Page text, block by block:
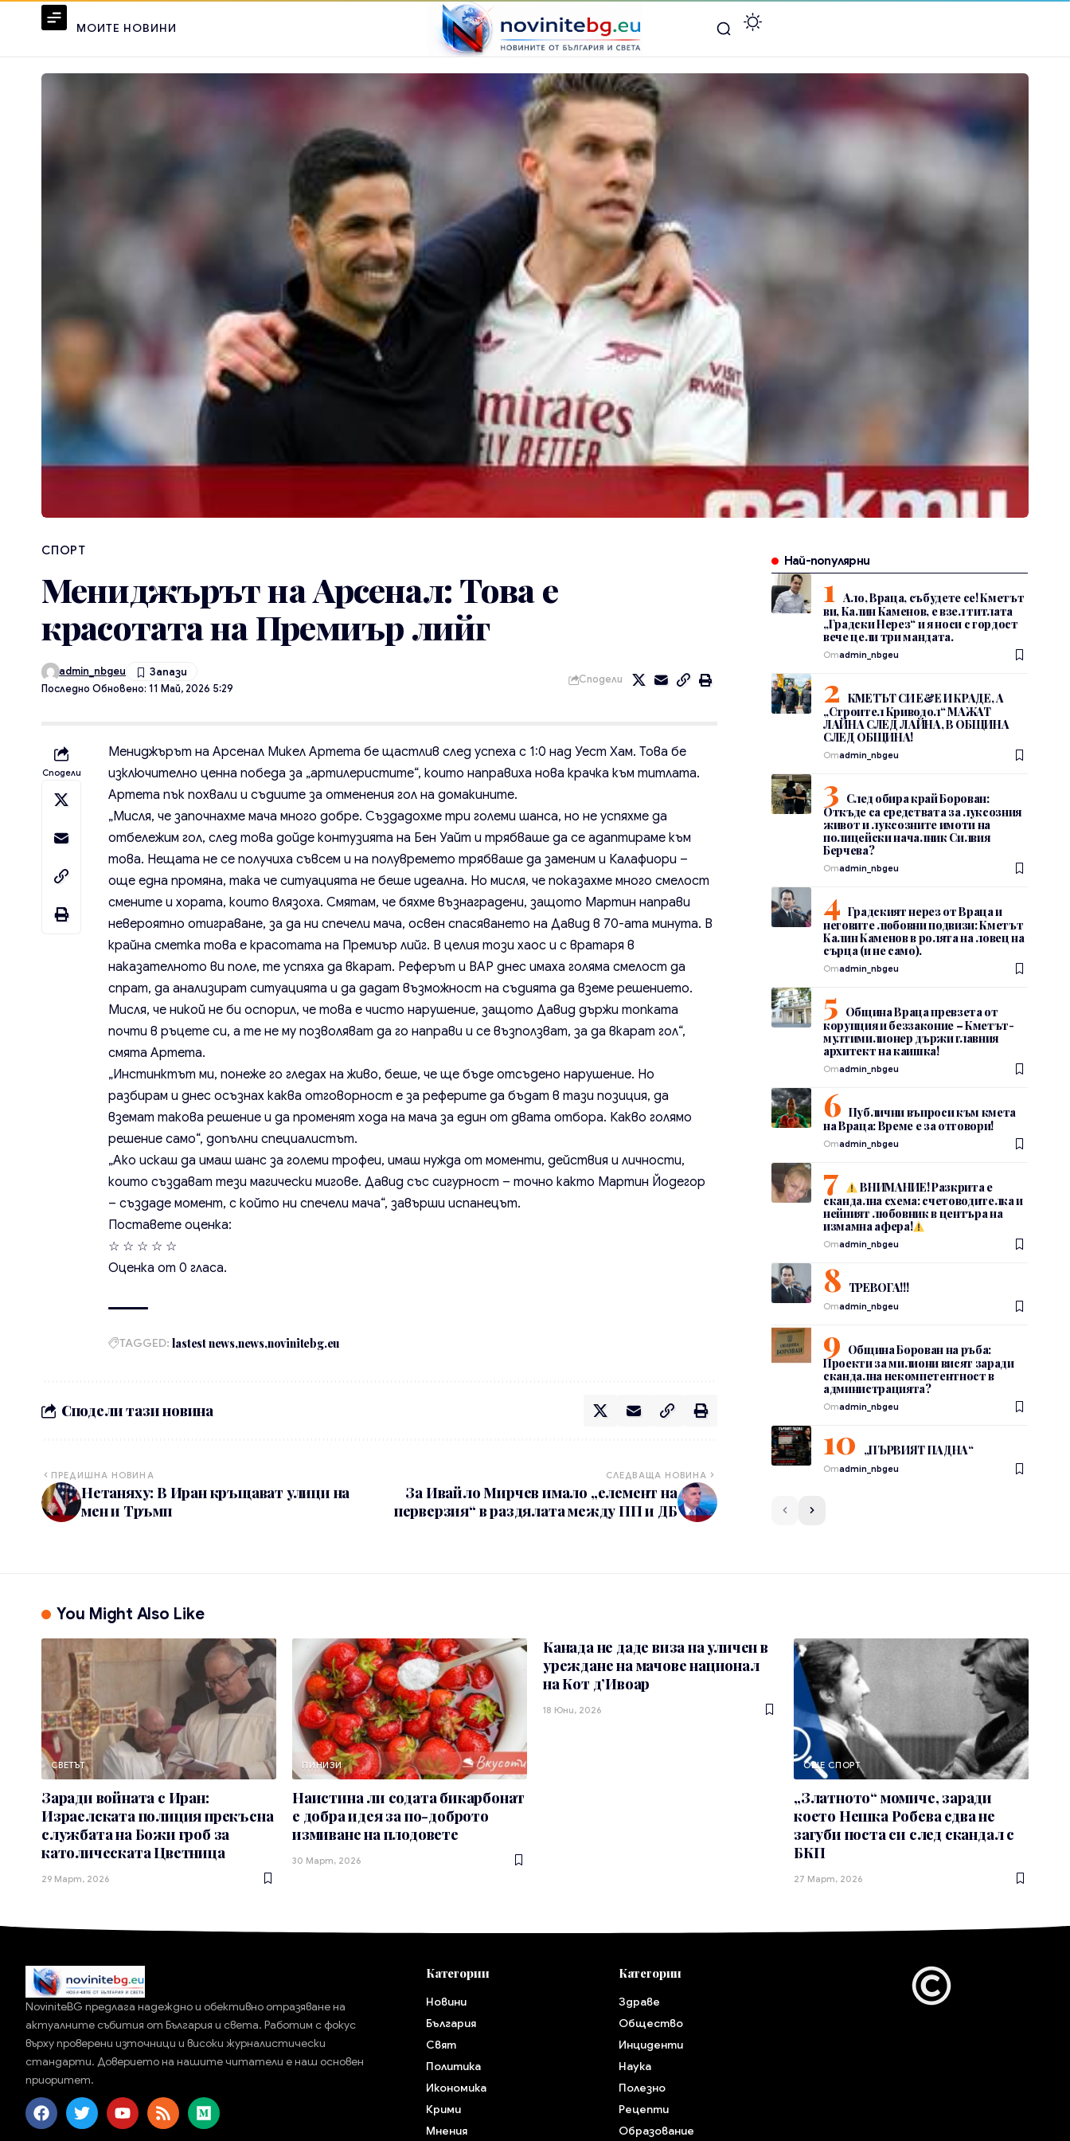
МОИТЕ НОВИНИ
СПОРТ
Мениджърът на Арсенал: Това е
красотата на Премиър лийг
Последно Обновено: 11 Май, 2026 5:29
admin_nbgeu
Сподели
Сподели
Мениджърът на Арсенал Микел Артета бе щастлив след успеха с 1:0 над Уест Хам. Това бе
изключително ценна победа за „артилеристите“, които направиха нова крачка към титлата.
Артета пък похвали и съдиите за отменения гол на домакините.
„Мисля, че започнахме мача много добре. Създадохме три големи шанса, но не успяхме да
отбележим гол, след това дойде контузията на Бен Уайт и трябваше да се адаптираме към
това. Нещата не се получиха съвсем и на полувремето трябваше да заменим и Калафиори –
още една промяна, така че ситуацията не беше идеална. Но мисля, че показахме много смелост
смените и хората, които влязоха. Смятам, че бяхме възнаградени, защото Мартин направи
невероятно отиграване, за да ни спечели мача, освен спасяването на Давид в 70-ата минута. В
крайна сметка това е красотата на Премиър лийг. В целия този хаос и с вратаря в
наказателното ви поле, те успяха да вкарат. Реферът и ВАР днес имаха голяма смелост да
спрат, да анализират ситуацията и да дадат възможност на съдията да вземе решението.
Мисля, че никой не би оспорил, че това е чисто нарушение, защото Давид държи топката
почти в ръцете си, а те не му позволяват да го направи и се възползват, за да вкарат гол“,
смята Артета.
„Инстинктът ми, понеже го гледах на живо, беше, че ще бъде отсъдено нарушение. Но
разбирам и днес осъзнах каква отговорност е за реферите да бъдат в тази позиция, да
вземат такова решение и да променят хода на мача за един от двата отбора. Какво голямо
решение само“, допълни специалистът.
„Ако искаш да имаш шанс за големи трофеи, имаш нужда от моменти, действия и личности,
които създават тези магически мигове. Давид със сигурност – точно както Мартин Йодегор
– създаде момент, с който ни спечели мача“, завърши испанецът.
Поставете оценка:
☆ ☆ ☆ ☆ ☆
Оценка от0 гласа.
TAGGED: lastest news news novinitebg.eu
Сподели тази новина
ПРЕДИШНА НОВИНА
Нетаняху: В Иран кръщават улици на
мен и Тръмп
СЛЕДВАЩА НОВИНА
За Ивайло Мирчев имало „елемент на
перверзия“ в раздялата между ПП и ДБ
Най-популярни
Ало, Враца, събудете се! Кметът
ви, Калин Каменов, е взел титлата
„Градски Нерез“ и я носи с гордост
вече цели три мандата.
Отadmin_nbgeu
КМЕТЪТ СИ Е&Е И КРАДЕ, А
„Строител Криводол“ МАЖАТ
ЛАЙНА СЛЕД ЛАЙНА, В ОБЩИНА
СЛЕД ОБЩИНА!
Отadmin_nbgeu
След обира край Борован:
Откъде са средствата за луксозния
живот и луксозните имоти на
полицейски началник Силвия
Берчева?
Отadmin_nbgeu
Градският нерез от Враца и
неговите любовни подвизи: Кметът
Калин Каменов в ролята на ловец на
сърца (и не само).
Отadmin_nbgeu
Община Враца превзета от
корупция и беззаконие – Кметът-
мултимилионер държи главния
архитект на каишка!
Отadmin_nbgeu
Публични въпроси към кмета
на Враца: Време е за отговори!
Отadmin_nbgeu
ВНИМАНИЕ! Разкрита е
скандална схема: счетоводителка и
нейният любовник в центъра на
измамна афера!
Отadmin_nbgeu
ТРЕВОГА!!!
Отadmin_nbgeu
Община Борован на ръба:
Проекти за милиони висят заради
скандална некомпетентност в
администрацията?
Отadmin_nbgeu
„ПЪРВИЯТ ПАДНА“
Отadmin_nbgeu
You Might Also Like
СВЕТЪТ
Заради войната с Иран:
Израелската полиция прекъсна
службата на Божи гроб за
католическата Цветница
29 Март, 2026
ПИНИЗИ
Наистина ли содата бикарбонат
е добра идея за по-доброто
измиване на плодовете
30 Март, 2026
Канада не даде виза на уличен в
уреждане на мачове национал
на Кот д’Ивоар
18 Юни, 2026
ОЩЕ СПОРТ
„Златното“ момиче, заради
което Нешка Робева едва не
загуби поста си след скандал с
БКП
27 Март, 2026
NoviniteBG предлага надеждно и обективно отразяване на
актуалните събития от България и света. Работим с фокус
върху проверени източници и високи журналистически
стандарти. Доверието на нашите читатели е наш основен
приоритет.
Категории
Новини
България
Свят
Политика
Икономика
Крими
Мнения
Категории
Здраве
Общество
Инциденти
Наука
Полезно
Рецепти
Образование